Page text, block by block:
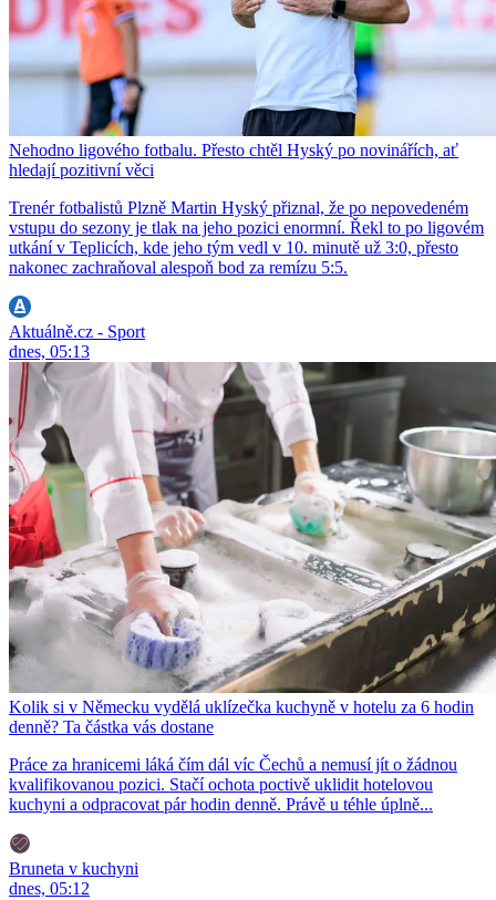
Nehodno ligového fotbalu. Přesto chtěl Hyský po novinářích, ať
hledají pozitivní věci
Trenér fotbalistů Plzně Martin Hyský přiznal, že po nepovedeném
vstupu do sezony je tlak na jeho pozici enormní. Řekl to po ligovém
utkání v Teplicích, kde jeho tým vedl v 10. minutě už 3:0, přesto
nakonec zachraňoval alespoň bod za remízu 5:5.
Aktuálně.cz - Sport
dnes, 05:13
Kolik si v Německu vydělá uklízečka kuchyně v hotelu za 6 hodin
denně? Ta částka vás dostane
Práce za hranicemi láká čím dál víc Čechů a nemusí jít o žádnou
kvalifikovanou pozici. Stačí ochota poctivě uklidit hotelovou
kuchyni a odpracovat pár hodin denně. Právě u téhle úplně...
Bruneta v kuchyni
dnes, 05:12